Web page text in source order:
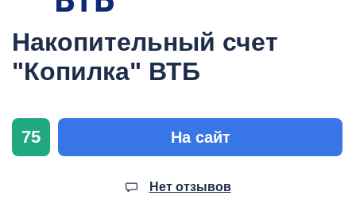
Накопительный счет
"Копилка" ВТБ
75 На сайт
Нет отзывов